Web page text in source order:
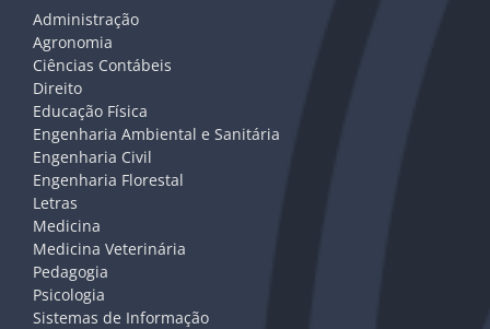
Administração
Agronomia
Ciências Contábeis
Direito
Educação Física
Engenharia Ambiental e Sanitária
Engenharia Civil
Engenharia Florestal
Letras
Medicina
Medicina Veterinária
Pedagogia
Psicologia
Sistemas de Informação